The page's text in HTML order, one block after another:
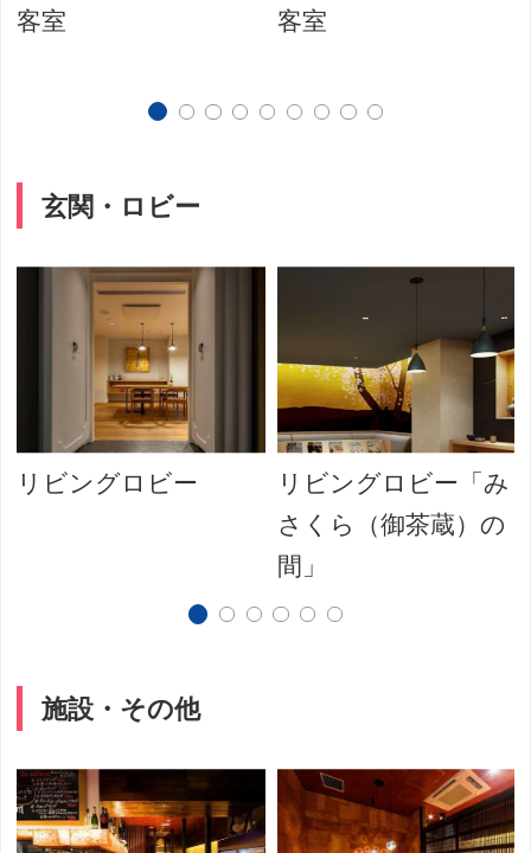
客室 客室
玄関・ロビー
リビングロビー
リビングロビー「み
さくら（御茶蔵）の
間」
施設・その他